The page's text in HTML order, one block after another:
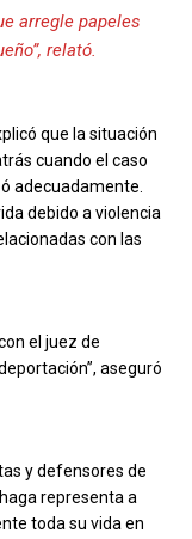
arregle papeles
relató.
que la situación
cuando el caso
adecuadamente.
debido a violencia
con las
el juez de
aseguró
y defensores de
representa a
toda su vida en